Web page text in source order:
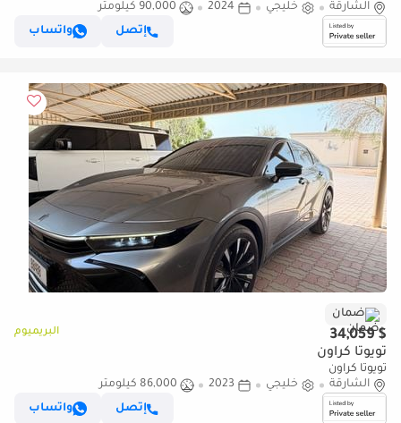
الشارقة
خليجي 2024
90,000 كيلومتر
إتصل
واتساب
ضمان
$ 34,059 البريميوم
تويوتا كراون
تويوتا كراون
الشارقة
خليجي 2023
86,000 كيلومتر
إتصل
واتساب